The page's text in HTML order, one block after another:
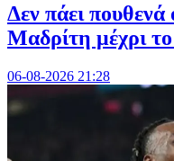
Δεν πάει πουθενά
Μαδρίτη μέχρι
06-08-2026 21:28